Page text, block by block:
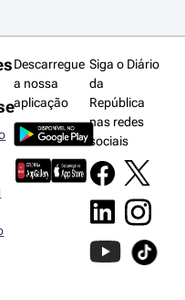
Descarregue
a nossa
aplicação
Siga o Diário
da
República
nas redes
sociais